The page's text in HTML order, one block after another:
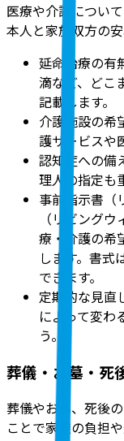
医療や介護につい
本人と家族双方の
延命治療の有
滴など、どこ
記載します。
介護施設の希
護サービスや
認知症への備
理人の指定も
事前指示書（
（リビング
療・介護の希
します。書式
できます。
定期的な見直
によって変わ
う。
葬儀・お墓・死
葬儀やお墓、死後
ことで家族の負担